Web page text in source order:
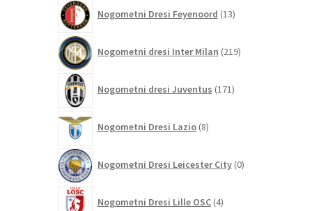
Nogometni Dresi Feyenoord 13izdelkov
Nogometni dresi Inter Milan 219izdelkov
Nogometni dresi Juventus 171izdelkov
Nogometni Dresi Lazio 8izdelkov
Nogometni Dresi Leicester City 0izdelkov
Nogometni Dresi Lille OSC 4izdelki